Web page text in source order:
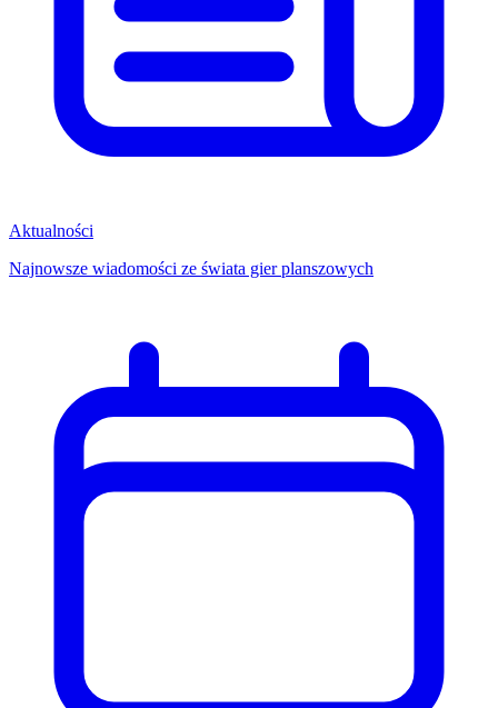
Aktualności
Najnowsze wiadomości ze świata gier planszowych